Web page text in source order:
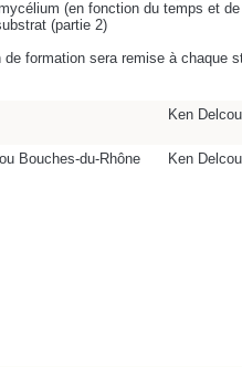
(en fonction du temps et
(partie 2)
formation sera remise à chaque
Ken
Bouches-du-Rhône
Ken